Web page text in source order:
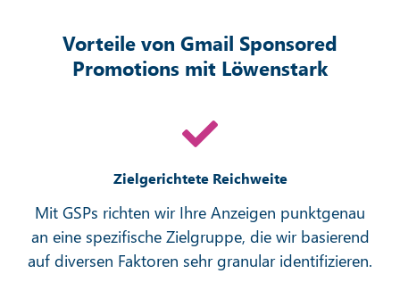
Vorteile von Gmail Sponsored
Promotions mit Löwenstark
Zielgerichtete Reichweite
Mit GSPs richten wir Ihre Anzeigen punktgenau
an eine spezifische Zielgruppe, die wir basierend
auf diversen Faktoren sehr granular identifizieren.